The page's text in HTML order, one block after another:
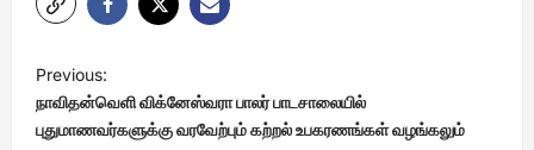
o
s
Previous:
நாவிதன்வெளி விக்னேஸ்வரா பாலர் பாடசாலையில்
புதுமாணவர்களுக்கு வரவேற்பும் கற்றல் உபகரணங்கள் வழங்கலும்